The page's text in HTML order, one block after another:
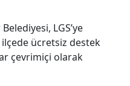
LGS’ye
ücretsiz destek
çevrimiçi olarak